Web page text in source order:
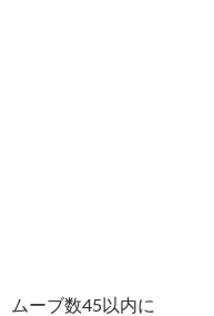
ムーブ数45以内に